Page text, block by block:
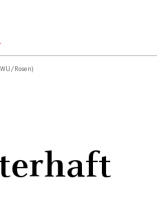
Rosen)